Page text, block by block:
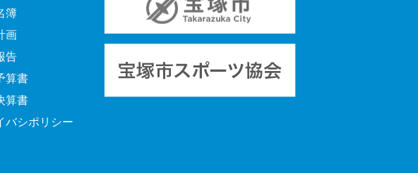
簿
画
告
算書
算書
バシポリシー